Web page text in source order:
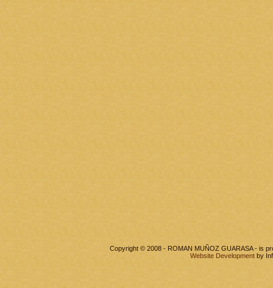
Copyright © 2008 - ROMAN MUÑOZ GUARASA - is
Website Development by